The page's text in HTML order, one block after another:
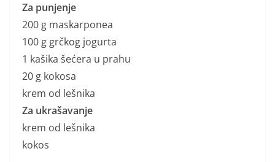
Za punjenje
200 g maskarponea
100 g grčkog jogurta
1 kašika šećera u prahu
20 g kokosa
krem od lešnika
Za ukrašavanje
krem od lešnika
kokos